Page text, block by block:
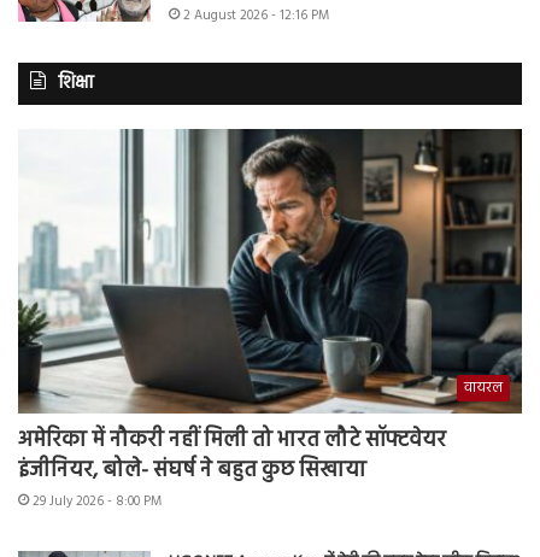
2 August 2026 - 12:16 PM
शिक्षा
वायरल
अमेरिका में नौकरी नहीं मिली तो भारत लौटे सॉफ्टवेयर
इंजीनियर, बोले- संघर्ष ने बहुत कुछ सिखाया
29 July 2026 - 8:00 PM